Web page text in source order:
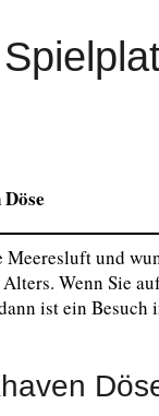
und
Wenn Sie
ist ein Besuch